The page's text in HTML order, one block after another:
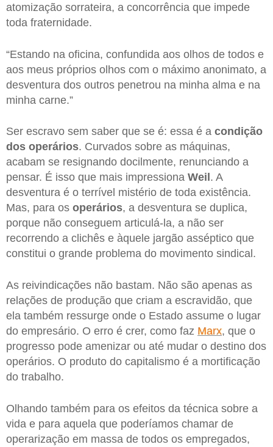
atomização sorrateira, a concorrência que impede
toda fraternidade.
“Estando na oficina, confundida aos olhos de todos e
aos meus próprios olhos com o máximo anonimato, a
desventura dos outros penetrou na minha alma e na
minha carne.”
Ser escravo sem saber que se é: essa é a condição
dos operários. Curvados sobre as máquinas,
acabam se resignando docilmente, renunciando a
pensar. É isso que mais impressiona Weil . A
desventura é o terrível mistério de toda existência.
Mas, para os operários, a desventura se duplica,
porque não conseguem articulá-la, a não ser
recorrendo a clichês e àquele jargão asséptico que
constitui o grande problema do movimento sindical.
As reivindicações não bastam. Não são apenas as
relações de produção que criam a escravidão, que
ela também ressurge onde o Estado assume o lugar
do empresário. O erro é crer, como faz Marx, que o
progresso pode amenizar ou até mudar o destino dos
operários. O produto do capitalismo é a mortificação
do trabalho.
Olhando também para os efeitos da técnica sobre a
vida e para aquela que poderíamos chamar de
operarização em massa de todos os empregados,